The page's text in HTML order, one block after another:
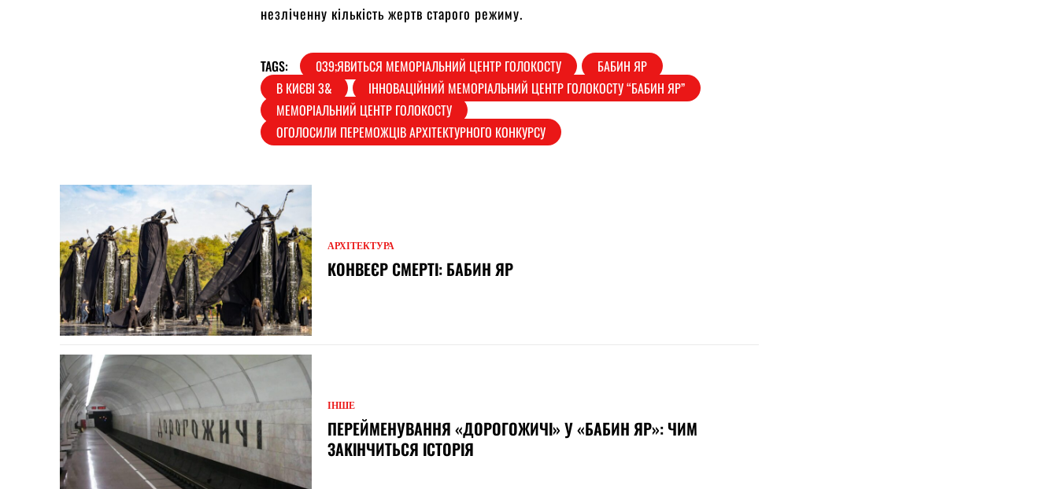
незліченну кількість жертв старого режиму.
TAGS: 039;ЯВИТЬСЯ МЕМОРІАЛЬНИЙ ЦЕНТР ГОЛОКОСТУ
БАБИН ЯР
В КИЄВІ З&
ІННОВАЦІЙНИЙ МЕМОРІАЛЬНИЙ ЦЕНТР ГОЛОКОСТУ “БАБИН ЯР”
МЕМОРІАЛЬНИЙ ЦЕНТР ГОЛОКОСТУ
ОГОЛОСИЛИ ПЕРЕМОЖЦІВ АРХІТЕКТУРНОГО КОНКУРСУ
АРХІТЕКТУРА
КОНВЕЄР СМЕРТІ: БАБИН ЯР
ІНШЕ
ПЕРЕЙМЕНУВАННЯ «ДОРОГОЖИЧІ» У «БАБИН ЯР»: ЧИМ
ЗАКІНЧИТЬСЯ ІСТОРІЯ